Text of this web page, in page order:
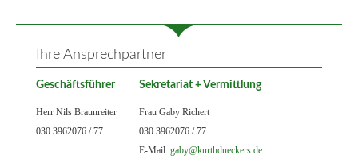
Ihre Ansprechpartner
Geschäftsführer
Herr Nils Braunreiter
030 3962076 / 77
Sekretariat + Vermittlung
Frau Gaby Richert
030 3962076 / 77
E-Mail: gaby@kurthdueckers.de